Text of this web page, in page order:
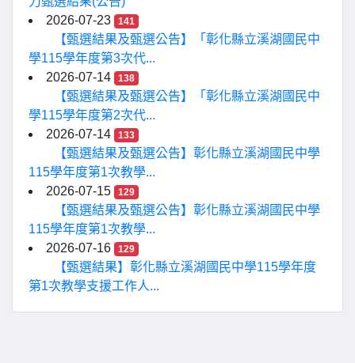
2026-07-23
141
【甄選結果及甄選公告】「彰化縣立溪湖國民中
學115學年度第3次代...
2026-07-14
138
【甄選結果及甄選公告】「彰化縣立溪湖國民中
學115學年度第2次代...
2026-07-14
133
【甄選結果及甄選公告】彰化縣立溪湖國民中學
115學年度第1次教學...
2026-07-15
129
【甄選結果及甄選公告】彰化縣立溪湖國民中學
115學年度第1次教學...
2026-07-16
129
【甄選結果】彰化縣立溪湖國民中學115學年度
第1次教學支援工作人...